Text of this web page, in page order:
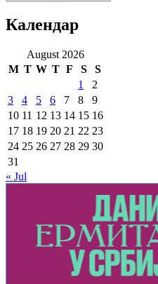
Календар
August 2026
M T W T F S
S
1
2
3
4 5 6 7 8
9
10 11 12 13 14 15 16
17 18 19 20 21 22 23
24 25 26 27 28 29 30
31
« Jul